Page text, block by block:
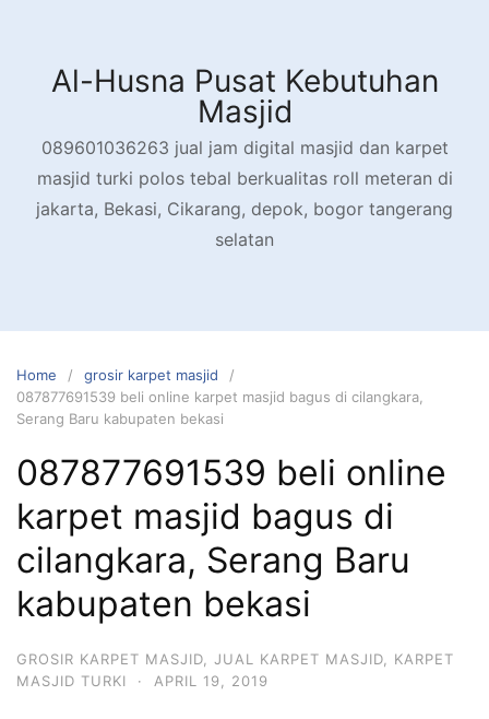
contentAl-Husna Pusat Kebutuhan
Masjid
089601036263 jual jam digital masjid dan karpet
masjid turki polos tebal berkualitas roll meteran di
jakarta, Bekasi, Cikarang, depok, bogor tangerang
selatan
Home
grosir karpet masjid
087877691539 beli online karpet masjid bagus di cilangkara,
Serang Baru kabupaten bekasi
087877691539 beli online
karpet masjid bagus di
cilangkara, Serang Baru
kabupaten bekasi
GROSIR KARPET MASJID JUAL KARPET MASJID
KARPET
MASJID TURKI
· APRIL 19, 2019